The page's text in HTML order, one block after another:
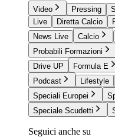
Video Pressing
Live
Diretta Calcio
News Live
Calcio
Probabili Formazioni
Drive UP
Formula E
Podcast
Lifestyle
Speciali Europei
Speciale Scudetti
Seguici anche su